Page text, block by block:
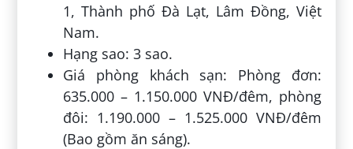
1, Thành phố Đà Lạt, Lâm Đồng, Việt
Nam.
Hạng sao: 3 sao.
Giá phòng khách sạn: Phòng đơn:
635.000 – 1.150.000 VNĐ/đêm, phòng
đôi: 1.190.000 – 1.525.000 VNĐ/đêm
(Bao gồm ăn sáng).